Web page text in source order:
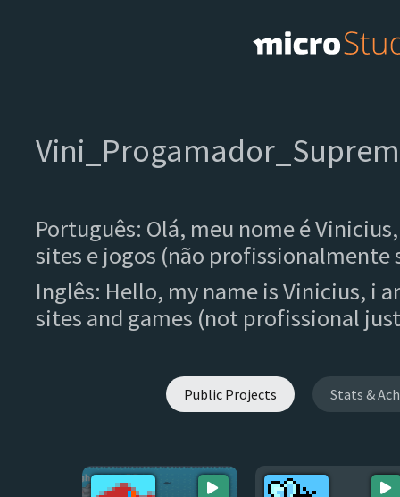
Português: Olá, meu nome é
sites e jogos (não profissionalmente
Inglês: Hello, my name is Vinicius, i
sites and games (not profissional
Public Projects Stats &